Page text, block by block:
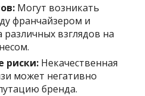
Могут возникать
франчайзером и
различных взглядов на
риски: Некачественная
может негативно
бренда.